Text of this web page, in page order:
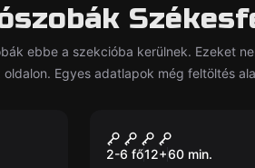
ebbe a szekcióba kerülnek. Ezeket
Egyes adatlapok még feltöltés
Új
9-es átjáró -
para teljesen
2-6 fő12+60 min.